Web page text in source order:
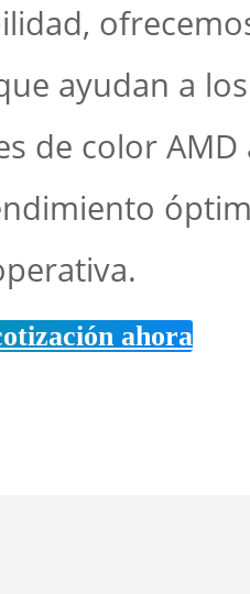
ayudan a los
de color AMD
ahora